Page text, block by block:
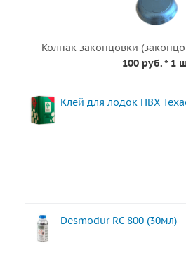
Колпак законцовки
100 руб.* 1
Клей для лодок ПВХ
Desmodur RC 800 (30мл)